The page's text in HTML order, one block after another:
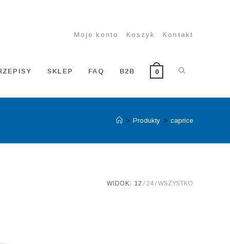
Moje konto Koszyk Kontakt
SKLEP FAQ B2B 0 TOGGLE
WEBSITE
> Produkty > caprice
WIDOK: 12 24 WSZYSTKO